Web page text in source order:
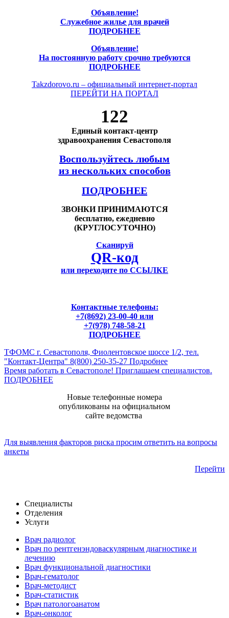
Объявление!
Служебное жилье для врачей
ПОДРОБНЕЕ
Объявление!
На постоянную работу срочно требуются
ПОДРОБНЕЕ
Takzdorovo.ru – официальный интернет-портал
ПЕРЕЙТИ НА ПОРТАЛ
122
Единый контакт-центр
здравоохранения Севастополя
Воспользуйтесь любым
из нескольких способов
ПОДРОБНЕЕ
ЗВОНКИ ПРИНИМАЮТСЯ
бесплатно, ежедневно
(КРУГЛОСУТОЧНО)
Сканируй
QR-код
или переходите по ССЫЛКЕ
Контактные телефоны:
+7(8692) 23-00-40 или
+7(978) 748-58-21
ПОДРОБНЕЕ
ТФОМС г. Севастополя, Фиолентовское шоссе 1/2, тел.
"Контакт-Центра" 8(800) 250-35-27 Подробнее
Время работать в Севастополе! Приглашаем специалистов.
ПОДРОБНЕЕ
Новые телефонные номера
опубликованы на официальном
сайте ведомства
Для выявления факторов риска просим ответить на вопросы
анкеты
Перейти
Специалисты
Отделения
Услуги
Врач радиолог
Врач по рентгенэндоваскулярным диагностике и
лечению
Врач функциональной диагностики
Врач-гематолог
Врач-методист
Врач-статистик
Врач патологоанатом
Врач-онколог